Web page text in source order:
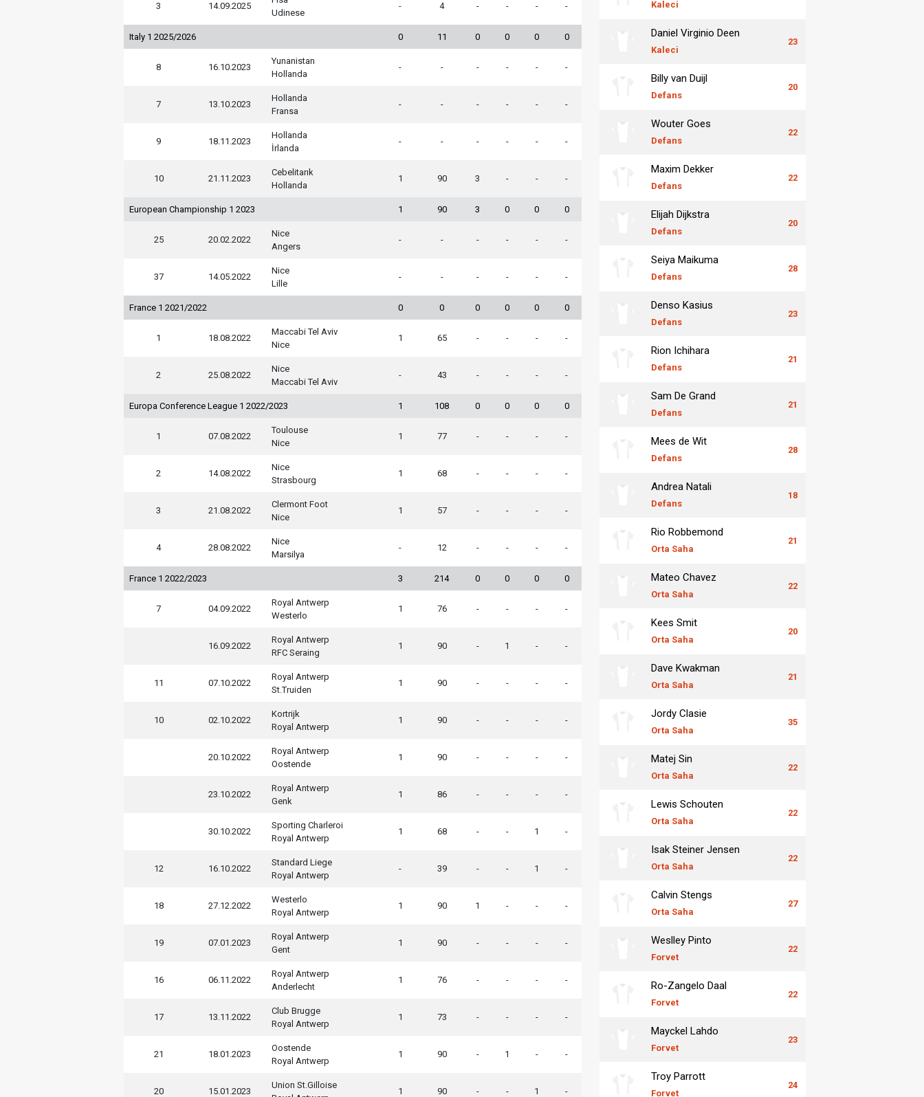
3 14.09.2025
Udinese
- 4 - - - -
Italy 1 2025/2026 0 11 0 0 0 0
8 16.10.2023
Yunanistan
Hollanda
- - - - - -
7 13.10.2023
Hollanda
Fransa
- - - - - -
9 18.11.2023
Hollanda
İrlanda
- - - - - -
10 21.11.2023
Cebelitarık
Hollanda
1 90 3 - - -
European Championship 1 2023 1 90 3 0 0 0
25 20.02.2022
Nice
Angers
- - - - - -
37 14.05.2022
Nice
Lille
- - - - - -
France 1 2021/2022 0 0 0 0 0 0
1 18.08.2022
Maccabi Tel Aviv
Nice
1 65 - - - -
2 25.08.2022
Nice
Maccabi Tel Aviv
- 43 - - - -
Europa Conference League 1 2022/2023 1 108 0 0 0 0
1 07.08.2022
Toulouse
Nice
1 77 - - - -
2 14.08.2022
Nice
Strasbourg
1 68 - - - -
3 21.08.2022
Clermont Foot
Nice
1 57 - - - -
4 28.08.2022
Nice
Marsilya
- 12 - - - -
France 1 2022/2023 3 214 0 0 0 0
7 04.09.2022
Royal Antwerp
Westerlo
1 76 - - - -
16.09.2022
Royal Antwerp
RFC Seraing
1 90 - 1 - -
11 07.10.2022
Royal Antwerp
St.Truiden
1 90 - - - -
10 02.10.2022
Kortrijk
Royal Antwerp
1 90 - - - -
20.10.2022
Royal Antwerp
Oostende
1 90 - - - -
23.10.2022
Royal Antwerp
Genk
1 86 - - - -
30.10.2022
Sporting Charleroi
Royal Antwerp
1 68 - - 1 -
12 16.10.2022
Standard Liege
Royal Antwerp
- 39 - - 1 -
18 27.12.2022
Westerlo
Royal Antwerp
1 90 1 - - -
19 07.01.2023
Royal Antwerp
Gent
1 90 - - - -
16 06.11.2022
Royal Antwerp
Anderlecht
1 76 - - - -
17 13.11.2022
Club Brugge
Royal Antwerp
1 73 - - - -
21 18.01.2023
Oostende
Royal Antwerp
1 90 - 1 - -
20 15.01.2023
Union St.Gilloise
1 90 - - 1 -
Kaleci
Daniel Virginio Deen
Kaleci
23
Billy van Duijl
Defans
20
Wouter Goes
Defans
22
Maxim Dekker
Defans
22
Elijah Dijkstra
Defans
20
Seiya Maikuma
Defans
28
Denso Kasius
Defans
23
Rion Ichihara
Defans
21
Sam De Grand
Defans
21
Mees de Wit
Defans
28
Andrea Natali
Defans
18
Rio Robbemond
Orta Saha
21
Mateo Chavez
Orta Saha
22
Kees Smit
Orta Saha
20
Dave Kwakman
Orta Saha
21
Jordy Clasie
Orta Saha
35
Matej Sin
Orta Saha
22
Lewis Schouten
Orta Saha
22
Isak Steiner Jensen
Orta Saha
22
Calvin Stengs
Orta Saha
27
Weslley Pinto
Forvet
22
Ro-Zangelo Daal
Forvet
22
Mayckel Lahdo
Forvet
23
Troy Parrott
Forvet
24